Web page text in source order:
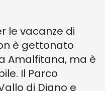
le vacanze di
è gettonato
Amalfitana, ma è
Il Parco
di Diano e